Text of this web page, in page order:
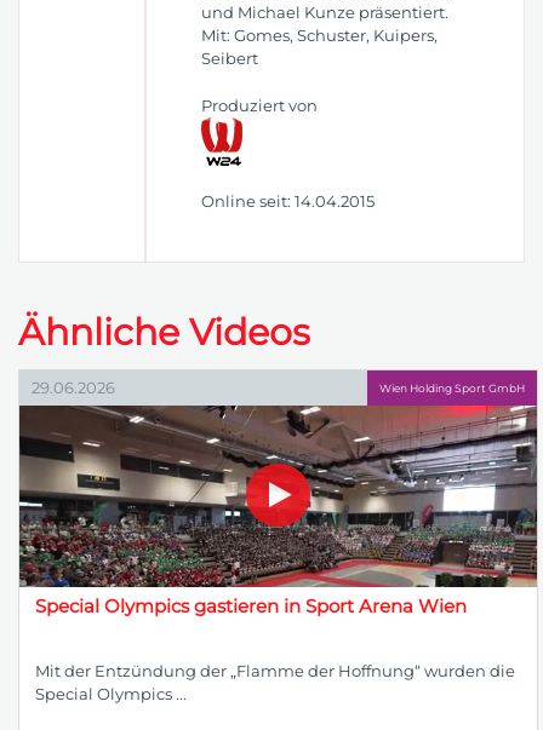
und Michael Kunze präsentiert.
Mit: Gomes, Schuster, Kuipers,
Seibert
Produziert von
Online seit: 14.04.2015
Ähnliche Videos
29.06.2026 Wien Holding Sport GmbH
Special Olympics gastieren in Sport Arena Wien
Mit der Entzündung der „Flamme der Hoffnung“ wurden die
Special Olympics ...